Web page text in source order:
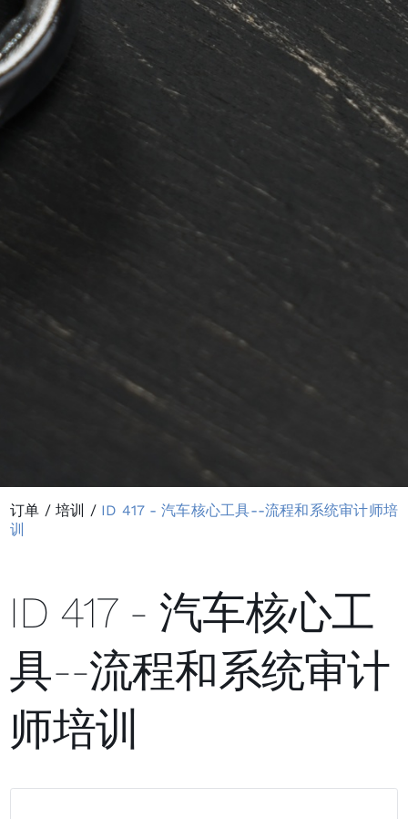
订单 /培训 / ID 417 - 汽车核心工具--流程和系统审计师培
训
ID 417 - 汽车核心工
具--流程和系统审计
师培训